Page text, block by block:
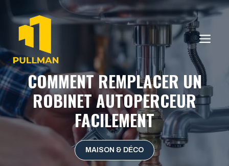
COMMENT REMPLACER UN
ROBINET AUTOPERCEUR
FACILEMENT
MAISON & DÉCO